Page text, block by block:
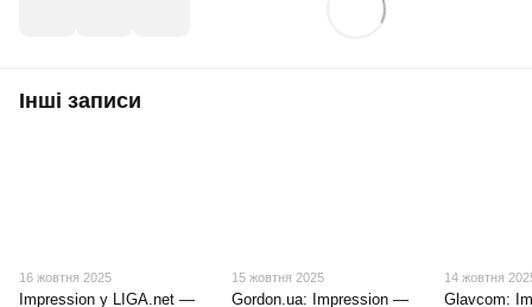
Інші записи
16 жовтня 2025
Impression у LIGA.net —
15 жовтня 2025
Gordon.ua: Impression —
14 жовтня
Glavcom: